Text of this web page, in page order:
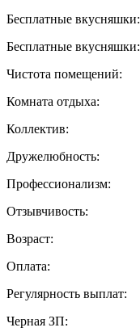
Бесплатные вкусняшки:
Бесплатные вкусняшки:
Чистота помещений:
Комната отдыха:
Коллектив:
Дружелюбность:
Профессионализм:
Отзывчивость:
Возраст:
Оплата:
Регулярность выплат:
Черная ЗП: